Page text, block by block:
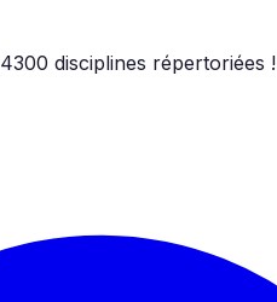
4300 disciplines répertoriées !